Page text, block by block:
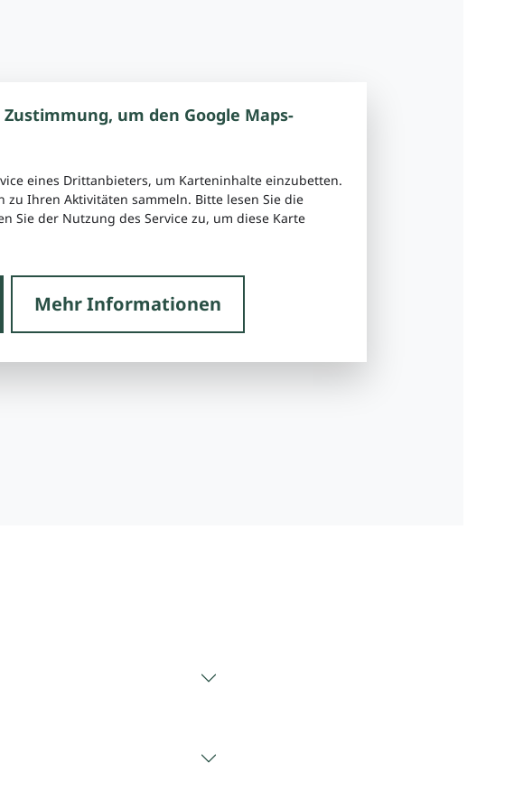
um den Google Maps-
eines Drittanbieters, um Karteninhalte einzubetten.
zu Ihren Aktivitäten sammeln. Bitte lesen Sie die
Sie der Nutzung des Service zu, um diese Karte
Mehr Informationen